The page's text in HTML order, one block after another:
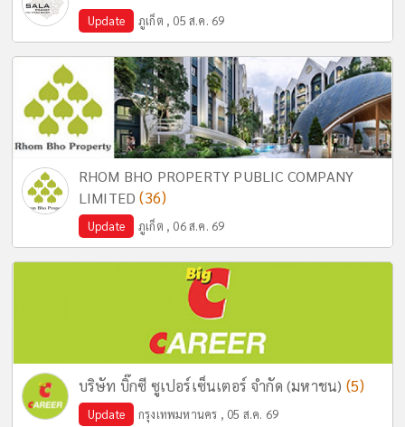
Update ภูเก็ต , 05 ส.ค. 69
RHOM BHO PROPERTY PUBLIC COMPANY
LIMITED(36)
Update ภูเก็ต , 06 ส.ค. 69
บริษัท บิ๊กซี ซูเปอร์เซ็นเตอร์ จำกัด (มหาชน) (5)
Update กรุงเทพมหานคร , 05 ส.ค. 69